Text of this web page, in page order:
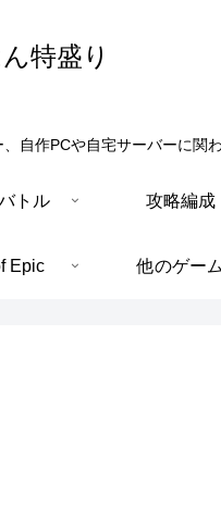
特盛り
自作PCや自宅サーバーに関
トル 攻略編成
Epic 他のゲーム